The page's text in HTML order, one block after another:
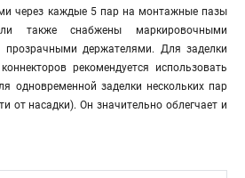
через каждые 5 пар на монтажные пазы
также снабжены маркировочными
держателями. Для заделки
рекомендуется использовать
одновременной заделки нескольких пар
от насадки). Он значительно облегчает и